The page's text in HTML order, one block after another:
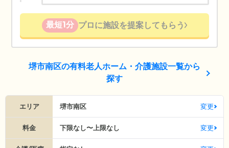
最短1分 プロに施設を提案してもらう
堺市南区の有料老人ホーム・介護施設一覧から
探す
エリア 堺市南区 変更
料金 下限なし〜上限なし 変更